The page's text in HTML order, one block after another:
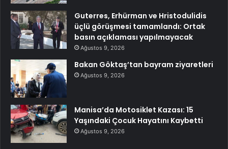
Guterres, Erhürman ve Hristodulidis
üçlü görüşmesi tamamlandı: Ortak
basın açıklaması yapılmayacak
Ağustos 9, 2026
Bakan Göktaş’tan bayram ziyaretleri
Ağustos 9, 2026
Manisa’da Motosiklet Kazası: 15
Yaşındaki Çocuk Hayatını Kaybetti
Ağustos 9, 2026